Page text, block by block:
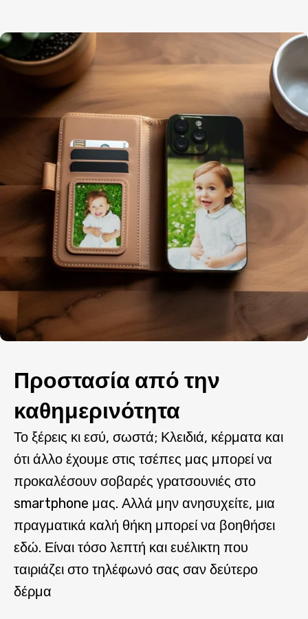
Προστασία από την
καθημερινότητα
Το ξέρεις κι εσύ, σωστά; Κλειδιά, κέρματα και
ότι άλλο έχουμε στις τσέπες μας μπορεί να
προκαλέσουν σοβαρές γρατσουνιές στο
smartphone μας. Αλλά μην ανησυχείτε, μια
πραγματικά καλή θήκη μπορεί να βοηθήσει
εδώ. Είναι τόσο λεπτή και ευέλικτη που
ταιριάζει στο τηλέφωνό σας σαν δεύτερο
δέρμα